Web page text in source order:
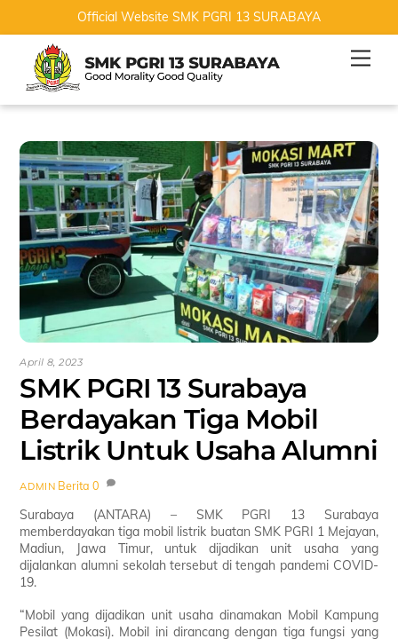
Official Website SMK PGRI 13 SURABAYA
content
April 8, 2023
SMK PGRI 13 Surabaya
Berdayakan Tiga Mobil
Listrik Untuk Usaha Alumni
ADMIN Berita 0
Surabaya (ANTARA) – SMK PGRI 13 Surabaya
memberdayakan tiga mobil listrik buatan SMK PGRI 1 Mejayan,
Madiun, Jawa Timur, untuk dijadikan unit usaha yang
dijalankan alumni sekolah tersebut di tengah pandemi COVID-
19.
“Mobil yang dijadikan unit usaha dinamakan Mobil Kampung
Pesilat (Mokasi). Mobil ini dirancang dengan tiga fungsi yang